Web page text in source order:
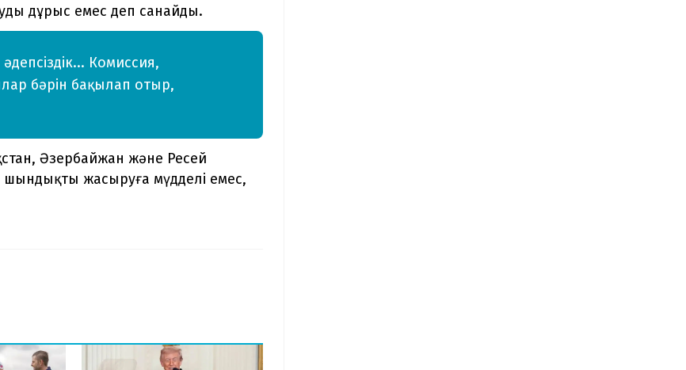
дұрыс емес деп санайды.
Комиссия,
бәрін бақылап отыр,
Әзербайжан және Ресей
шындықты жасыруға мүдделі емес,